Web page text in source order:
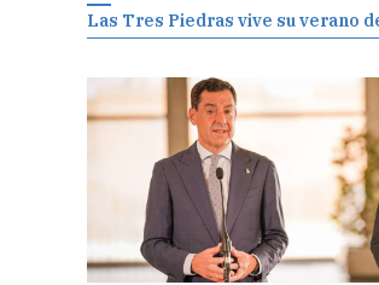
Las Tres Piedras vive su verano